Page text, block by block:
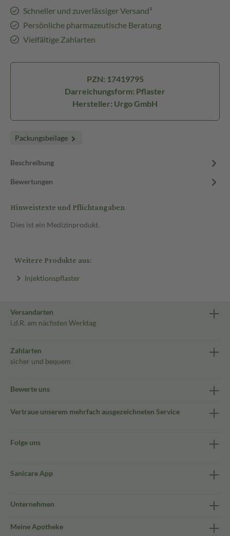
Schneller und zuverlässiger Versand³
Persönliche pharmazeutische Beratung
Vielfältige Zahlarten
PZN: 17419795
Darreichungsform: Pflaster
Hersteller: Urgo GmbH
Packungsbeilage
Beschreibung
Bewertungen
Hinweistexte und Pflichtangaben
Dies ist ein Medizinprodukt.
Weitere Produkte aus:
Injektionspflaster
Versandarten
i.d.R. am nächsten Werktag
Zahlarten
sicher und bequem
Bewerte uns
Vertraue unserem mehrfach ausgezeichneten Service
Folge uns
Sanicare App
Unternehmen
Meine Apotheke